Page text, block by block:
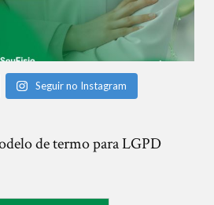
Seguir no Instagram
de termo para LGPD